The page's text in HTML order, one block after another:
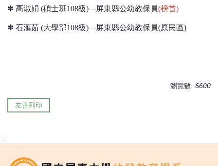
✽ 高淑娟 (碩士班108級) ─屏東縣公幼教保員(榜首)
✽ 石滙茹 (大學部108級) ─屏東縣公幼教保員(原民區)
瀏覽數: 6600
友善列印
:::